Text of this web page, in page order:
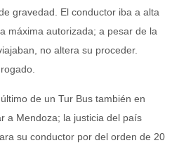
gravedad. El conductor iba a alta
máxima autorizada; a pesar de la
no altera su proceder.
de un Tur Bus también en
a Mendoza; la justicia del país
su conductor por del orden de 20